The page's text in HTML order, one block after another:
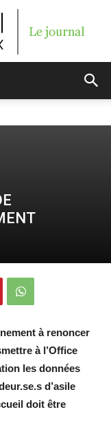
à renoncer
à l’Office
les données
d’asile
doit être